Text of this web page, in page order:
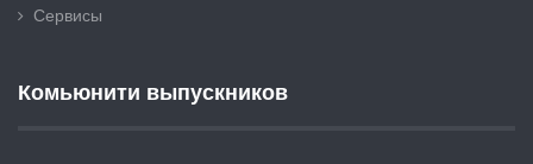
Сервисы
Комьюнити выпускников